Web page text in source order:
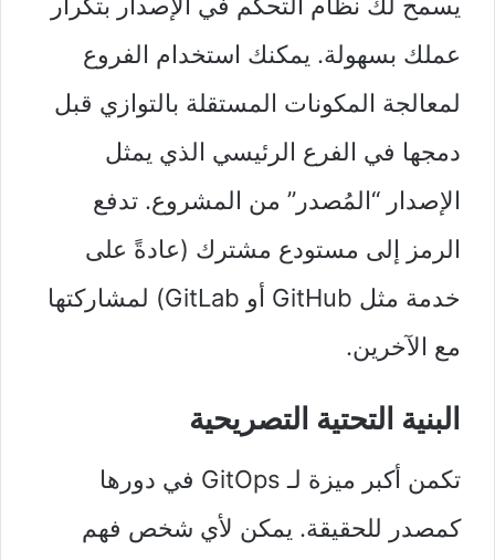
يسمح لك نظام التحكم في الإصدار بتكرار
عملك بسهولة. يمكنك استخدام الفروع
لمعالجة المكونات المستقلة بالتوازي قبل
دمجها في الفرع الرئيسي الذي يمثل
الإصدار “المُصدر” من المشروع. تدفع
الرمز إلى مستودع مشترك (عادةً على
خدمة مثل GitHub أو GitLab) لمشاركتها
مع الآخرين.
البنية التحتية التصريحية
تكمن أكبر ميزة لـ GitOps في دورها
كمصدر للحقيقة. يمكن لأي شخص فهم